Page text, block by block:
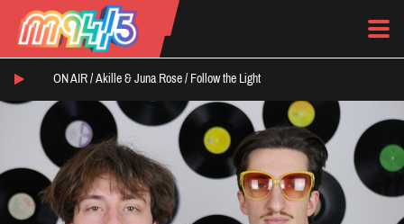
ON AIR / Akille & Juna Rose / Follow the Light